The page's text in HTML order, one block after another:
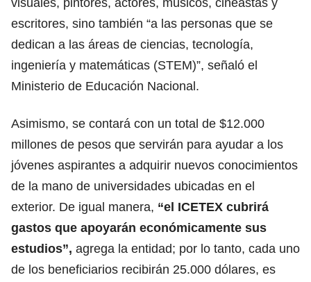
escritores, sino también “a las personas que se
dedican a las áreas de ciencias, tecnología,
ingeniería y matemáticas (STEM)”, señaló el
Ministerio de Educación Nacional.
Asimismo, se contará con un total de $12.000
millones de pesos que servirán para ayudar a los
jóvenes aspirantes a adquirir nuevos conocimientos
de la mano de universidades ubicadas en el
exterior. De igual manera, “el ICETEX cubrirá
gastos que apoyarán económicamente sus
estudios”, agrega la entidad; por lo tanto, cada uno
de los beneficiarios recibirán 25.000 dólares, es